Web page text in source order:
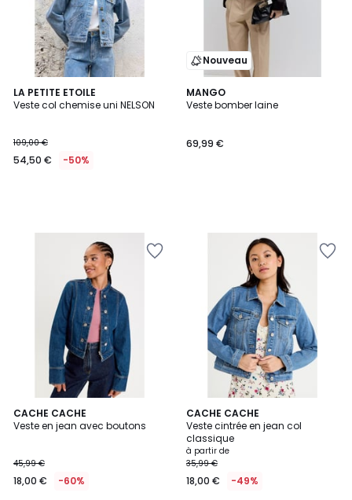
LA PETITE ETOILE
Veste col chemise uni NELSON
109,00 €
54,50 € -50%
Nouveau
MANGO
Veste bomber laine
69,99 €
CACHE CACHE
Veste en jean avec boutons
45,99 €
18,00 € -60%
CACHE CACHE
Veste cintrée en jean col
classique
à partir de
35,99 €
18,00 € -49%
3
Couleurs